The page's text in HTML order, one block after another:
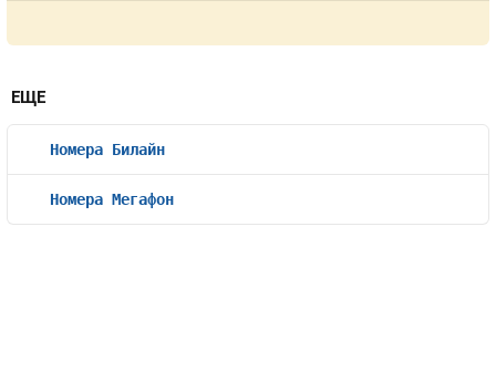
ЕЩЕ
Номера Билайн
Номера Мегафон